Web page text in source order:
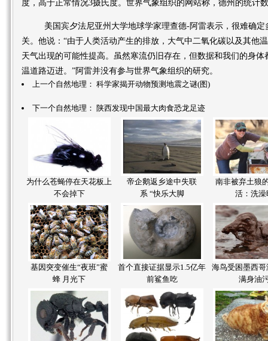
度，高于正常情况3摄氏度。世界气象组织的网站称，德州的统计
美国宾夕法尼亚州大学地球学家理查德-阿雷表示，很难确定
关。他说：“由于人类活动产生的排放，大气中二氧化碳以及其他
天气出现的可能性提高。虽然寒流仍旧存在，但数据和我们的身
温道路迈进。”阿雷并没有参与世界气象组织的研究。
上一个自然地理： 科学家揭开动物预测地震之谜(图)
下一个自然地理： 陕西发现中国最大肉食恐龙足迹
为什么苍蝇停在天花板上
不会掉下
帝企鹅返乡途中失联
系 “快乐大脚
南非被弃土狼
活：洗澡
基因突变催生“夜班”蜜
蜂 月光下
首个直接证据显示1.5亿年
前鲨鱼吃
海鸟受困墨西哥
满身油